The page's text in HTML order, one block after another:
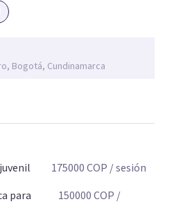
Bogotá, Cundinamarca
175000COP / sesión
para
150000COP /